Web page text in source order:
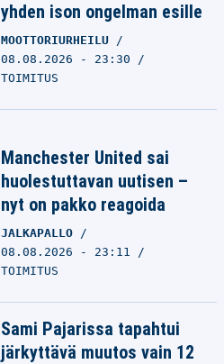
yhden ison ongelman esille
MOOTTORIURHEILU
08.08.2026 - 23:30
TOIMITUS
Manchester United sai
huolestuttavan uutisen –
nyt on pakko reagoida
JALKAPALLO
08.08.2026 - 23:11
TOIMITUS
Sami Pajarissa tapahtui
järkyttävä muutos vain 12